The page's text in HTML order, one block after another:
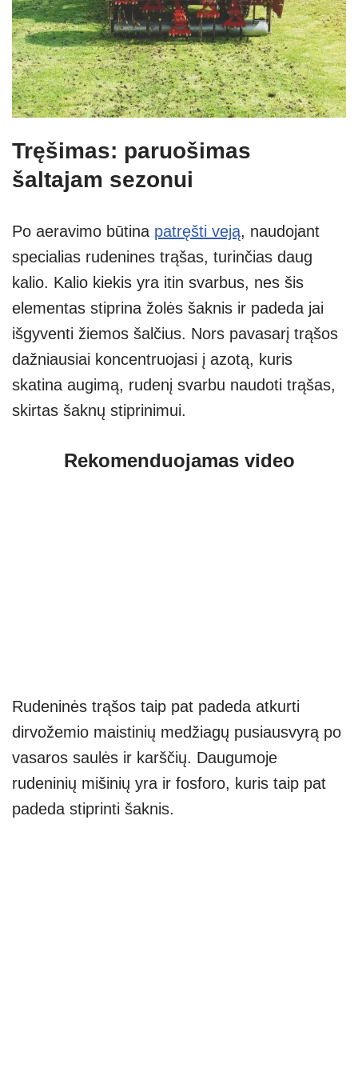
Tręšimas: paruošimas
šaltajam sezonui
Po aeravimo būtina patręšti veją, naudojant
specialias rudenines trąšas, turinčias daug
kalio. Kalio kiekis yra itin svarbus, nes šis
elementas stiprina žolės šaknis ir padeda jai
išgyventi žiemos šalčius. Nors pavasarį trąšos
dažniausiai koncentruojasi į azotą, kuris
skatina augimą, rudenį svarbu naudoti trąšas,
skirtas šaknų stiprinimui.
Rekomenduojamas video
Rudeninės trąšos taip pat padeda atkurti
dirvožemio maistinių medžiagų pusiausvyrą po
vasaros saulės ir karščių. Daugumoje
rudeninių mišinių yra ir fosforo, kuris taip pat
padeda stiprinti šaknis.